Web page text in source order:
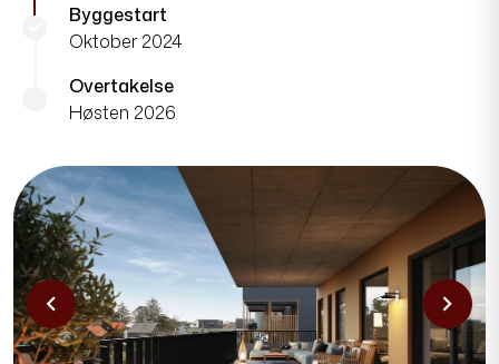
Byggestart
Oktober 2024
Overtakelse
Høsten 2026
chevron_left chevron_right